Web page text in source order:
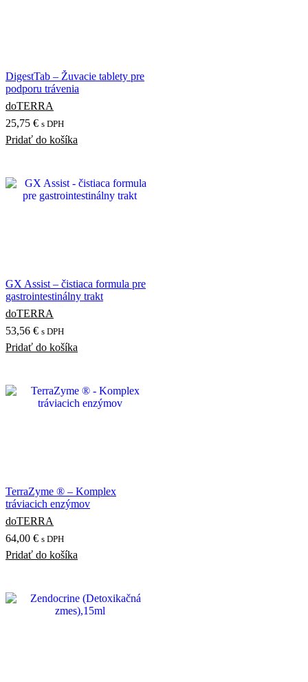
DigestTab – Žuvacie tablety pre
podporu trávenia
doTERRA
25,75 € s DPH
Pridať do košíka
GX Assist – čistiaca formula pre
gastrointestinálny trakt
doTERRA
53,56 € s DPH
Pridať do košíka
TerraZyme ® – Komplex
tráviacich enzýmov
doTERRA
64,00 € s DPH
Pridať do košíka